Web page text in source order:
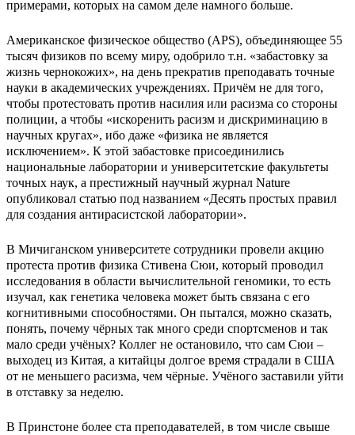
примерами, которых на самом деле намного больше.
Американское физическое общество (APS), объединяющее 55
тысяч физиков по всему миру, одобрило т.н. «забастовку за
жизнь чернокожих», на день прекратив преподавать точные
науки в академических учреждениях. Причём не для того,
чтобы протестовать против насилия или расизма со стороны
полиции, а чтобы «искоренить расизм и дискриминацию в
научных кругах», ибо даже «физика не является
исключением». К этой забастовке присоединились
национальные лаборатории и университетские факультеты
точных наук, а престижный научный журнал Nature
опубликовал статью под названием «Десять простых правил
для создания антирасистской лаборатории».
В Мичиганском университете сотрудники провели акцию
протеста против физика Стивена Сюи, который проводил
исследования в области вычислительной геномики, то есть
изучал, как генетика человека может быть связана с его
когнитивными способностями. Он пытался, можно сказать,
понять, почему чёрных так много среди спортсменов и так
мало среди учёных? Коллег не остановило, что сам Сюи –
выходец из Китая, а китайцы долгое время страдали в США
от не меньшего расизма, чем чёрные. Учёного заставили уйти
в отставку за неделю.
В Принстоне более ста преподавателей, в том числе свыше